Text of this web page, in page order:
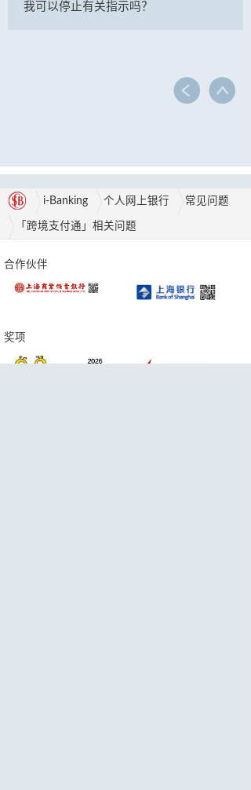
我可以停止有关指示吗？
i-Banking 个人网上银行 常见问题
「跨境支付通」相关问题
合作伙伴
奖项